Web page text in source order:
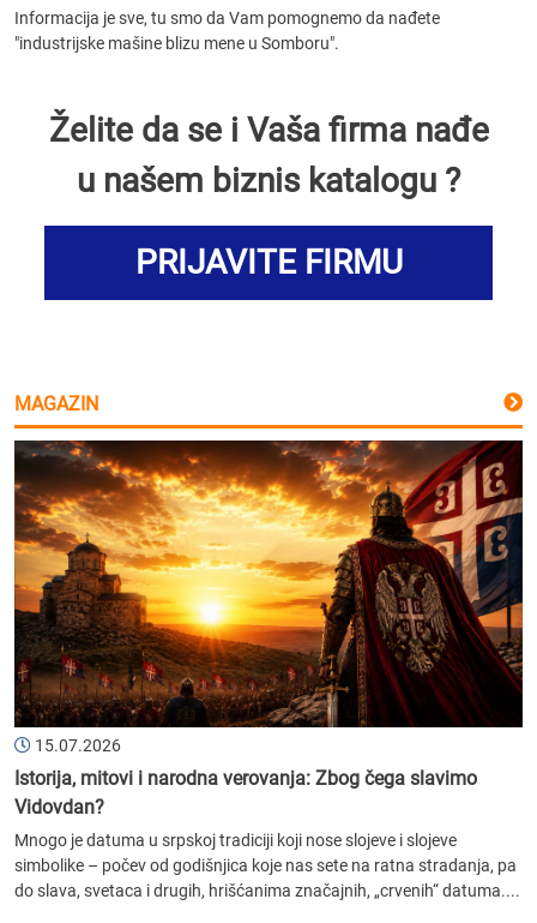
Informacija je sve, tu smo da Vam pomognemo da nađete
"industrijske mašine blizu mene u Somboru".
Želite da se i Vaša firma nađe
u našem biznis katalogu ?
PRIJAVITE FIRMU
MAGAZIN
15.07.2026
Istorija, mitovi i narodna verovanja: Zbog čega slavimo
Vidovdan?
Mnogo je datuma u srpskoj tradiciji koji nose slojeve i slojeve
simbolike – počev od godišnjica koje nas sete na ratna stradanja, pa
do slava, svetaca i drugih, hrišćanima značajnih, „crvenih“ datuma....